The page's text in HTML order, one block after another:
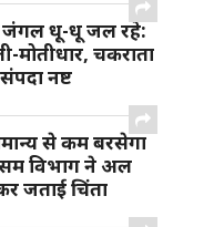
जंगल धू-धू जल रहे:
मोतीधार, चकराता
नष्ट
से कम बरसेगा
विभाग ने अल
जताई चिंता